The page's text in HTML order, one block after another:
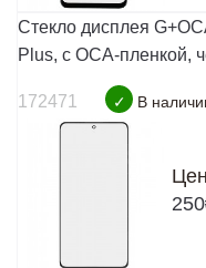
Стекло дисплея
Plus, с ОСА-пленкой,
172471 ✓ В
250